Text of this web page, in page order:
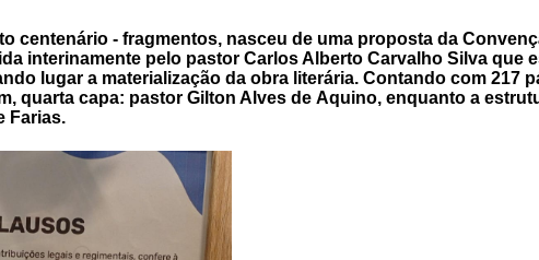
centenário - fragmentos, nasceu de uma proposta da
interinamente pelo pastor Carlos Alberto Carvalho Silva
lugar a materialização da obra literária. Contando com 217
quarta capa: pastor Gilton Alves de Aquino, enquanto a
Farias.